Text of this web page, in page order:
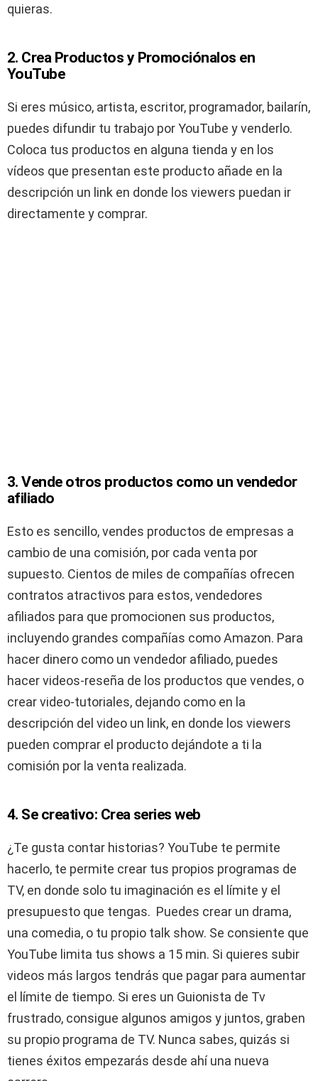
quieras.
2. Crea Productos y Promociónalos en
YouTube
Si eres músico, artista, escritor, programador, bailarín,
puedes difundir tu trabajo por YouTube y venderlo.
Coloca tus productos en alguna tienda y en los
vídeos que presentan este producto añade en la
descripción un link en donde los viewers puedan ir
directamente y comprar.
3. Vende otros productos como un vendedor
afiliado
Esto es sencillo, vendes productos de empresas a
cambio de una comisión, por cada venta por
supuesto. Cientos de miles de compañías ofrecen
contratos atractivos para estos, vendedores
afiliados para que promocionen sus productos,
incluyendo grandes compañías como Amazon. Para
hacer dinero como un vendedor afiliado, puedes
hacer videos-reseña de los productos que vendes, o
crear video-tutoriales, dejando como en la
descripción del video un link, en donde los viewers
pueden comprar el producto dejándote a ti la
comisión por la venta realizada.
4. Se creativo: Crea series web
¿Te gusta contar historias? YouTube te permite
hacerlo, te permite crear tus propios programas de
TV, en donde solo tu imaginación es el límite y el
presupuesto que tengas. Puedes crear un drama,
una comedia, o tu propio talk show. Se consiente que
YouTube limita tus shows a 15 min. Si quieres subir
videos más largos tendrás que pagar para aumentar
el límite de tiempo. Si eres un Guionista de Tv
frustrado, consigue algunos amigos y juntos, graben
su propio programa de TV. Nunca sabes, quizás si
tienes éxitos empezarás desde ahí una nueva